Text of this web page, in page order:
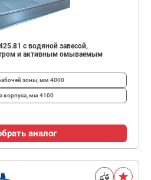
с водяной завесой,
и активным омываемым
зоны, мм 4000
корпуса, мм 4100
аналог